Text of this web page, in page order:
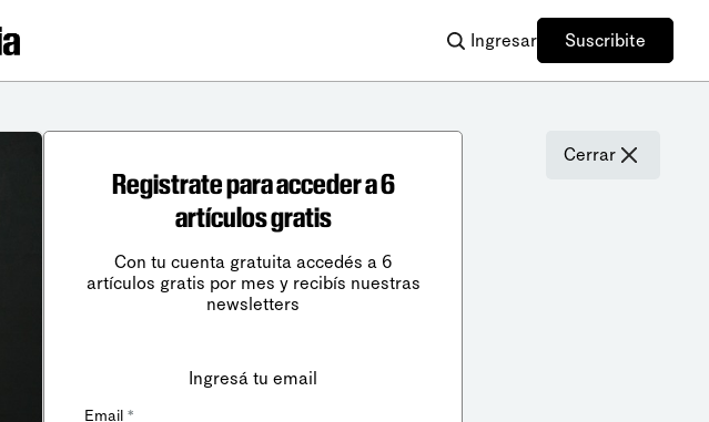
Ingresar Suscribite
Cerrar
Registrate para acceder a 6
artículos gratis
Con tu cuenta gratuita accedés a 6
artículos gratis por mes y recibís nuestras
newsletters
Ingresá tu email
Email *